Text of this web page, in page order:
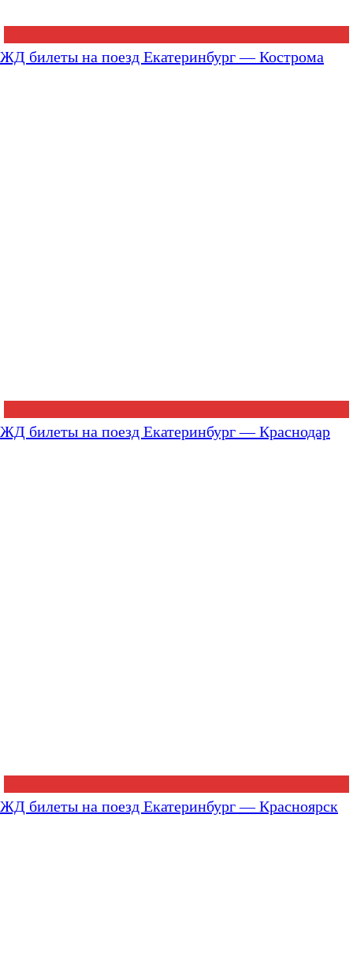
ЖД билеты на поезд Екатеринбург — Кострома
ЖД билеты на поезд Екатеринбург — Краснодар
ЖД билеты на поезд Екатеринбург — Красноярск